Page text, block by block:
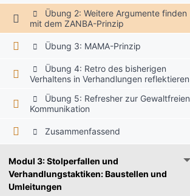
Übung 2: Weitere Argumente finden
mit dem ZANBA-Prinzip
Übung 3: MAMA-Prinzip
Übung 4: Retro des bisherigen
Verhaltens in Verhandlungen reflektieren
Übung 5: Refresher zur Gewaltfreien
Kommunikation
Zusammenfassend
Modul 3: Stolperfallen und
Verhandlungstaktiken: Baustellen und
Umleitungen